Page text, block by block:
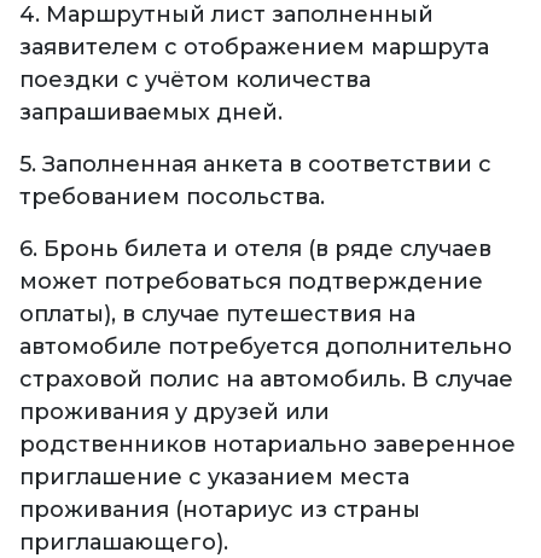
4. Маршрутный лист заполненный
заявителем с отображением маршрута
поездки с учётом количества
запрашиваемых дней.
5. Заполненная анкета в соответствии с
требованием посольства.
6. Бронь билета и отеля (в ряде случаев
может потребоваться подтверждение
оплаты), в случае путешествия на
автомобиле потребуется дополнительно
страховой полис на автомобиль. В случае
проживания у друзей или
родственников нотариально заверенное
приглашение с указанием места
проживания (нотариус из страны
приглашающего).